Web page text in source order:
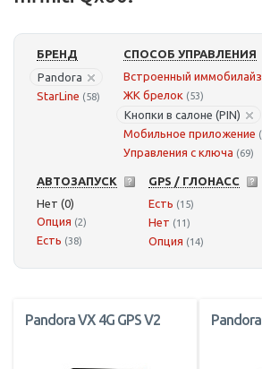
БРЕНД
Pandora
StarLine (58)
СПОСОБ УПРАВЛЕНИЯ
Встроенный
ЖК брелок (53)
Кнопки в салоне (PIN)
Мобильное приложение
Управления с ключа (69)
АВТОЗАПУСК
Нет (0)
Опция (2)
Есть (38)
GPS / ГЛОНАСС
Есть (15)
Нет (11)
Опция (14)
Pandora VX 4G GPS V2